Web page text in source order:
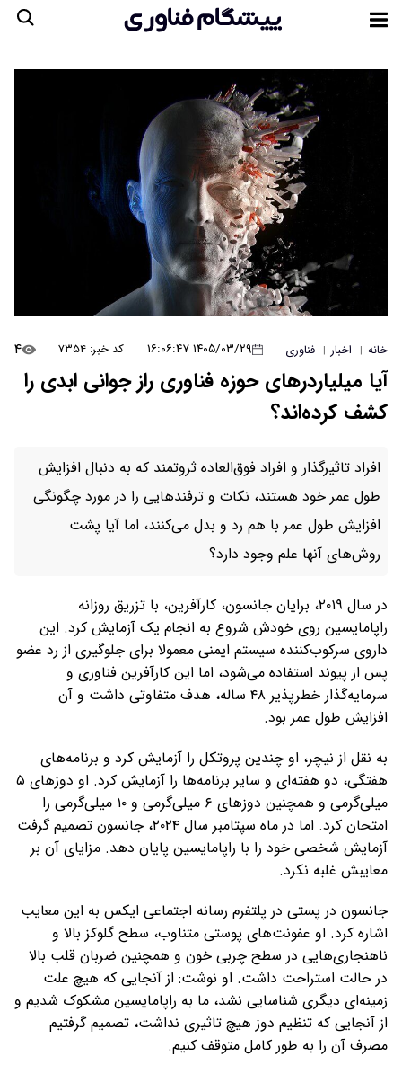
خانه | اخبار | فناوری ۱۴۰۵/۰۳/۲۹ ۱۶:۰۶:۴۷ کد خبر: ۷۳۵۴ ۴
آیا میلیاردرهای حوزه فناوری راز جوانی ابدی را
کشف کرده‌اند؟
افراد تاثیرگذار و افراد فوق‌العاده ثروتمند که به دنبال افزایش
طول عمر خود هستند، نکات و ترفندهایی را در مورد چگونگی
افزایش طول عمر با هم رد و بدل می‌کنند، اما آیا پشت
روش‌های آنها علم وجود دارد؟
در سال ۲۰۱۹، برایان جانسون، کارآفرین، با تزریق روزانه
راپامایسین روی خودش شروع به انجام یک آزمایش کرد. این
داروی سرکوب‌کننده سیستم ایمنی معمولا برای جلوگیری از رد عضو
پس از پیوند استفاده می‌شود، اما این کارآفرین فناوری و
سرمایه‌گذار خطرپذیر ۴۸ ساله، هدف متفاوتی داشت و آن
افزایش طول عمر بود.
به نقل از نیچر، او چندین پروتکل را آزمایش کرد و برنامه‌های
هفتگی، دو هفته‌ای و سایر برنامه‌ها را آزمایش کرد. او دوزهای ۵
میلی‌گرمی و همچنین دوزهای ۶ میلی‌گرمی و ۱۰ میلی‌گرمی را
امتحان کرد. اما در ماه سپتامبر سال ۲۰۲۴، جانسون تصمیم گرفت
آزمایش شخصی خود را با راپامایسین پایان دهد. مزایای آن بر
معایبش غلبه نکرد.
جانسون در پستی در پلتفرم رسانه اجتماعی ایکس به این معایب
اشاره کرد. او عفونت‌های پوستی متناوب، سطح گلوکز بالا و
ناهنجاری‌هایی در سطح چربی خون و همچنین ضربان قلب بالا
در حالت استراحت داشت. او نوشت: از آنجایی که هیچ علت
زمینه‌ای دیگری شناسایی نشد، ما به راپامایسین مشکوک شدیم و
از آنجایی که تنظیم دوز هیچ تاثیری نداشت، تصمیم گرفتیم
مصرف آن را به طور کامل متوقف کنیم.